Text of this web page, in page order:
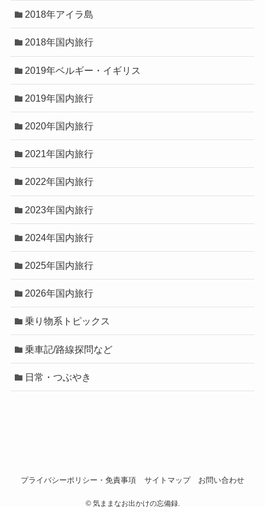
2018年アイラ島
2018年国内旅行
2019年ベルギー・イギリス
2019年国内旅行
2020年国内旅行
2021年国内旅行
2022年国内旅行
2023年国内旅行
2024年国内旅行
2025年国内旅行
2026年国内旅行
乗り物系トピックス
乗車記/路線探問など
日常・つぶやき
プライバシーポリシー・免責事項 サイトマップ お問い合わせ
©気ままなお出かけの忘備録.